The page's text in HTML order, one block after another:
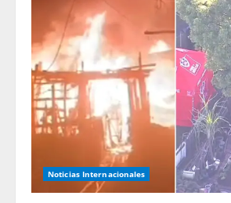
Noticias Internacionales